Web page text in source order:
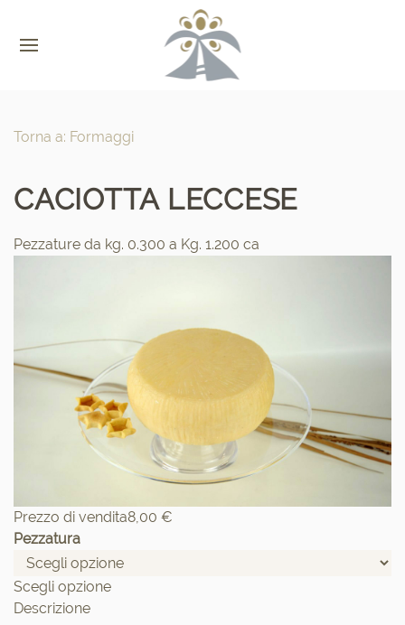
Torna a: Formaggi
CACIOTTA LECCESE
Pezzature da kg. 0.300 a Kg. 1.200 ca
Prezzo di vendita8,00 €
Pezzatura
Scegli opzione
Descrizione